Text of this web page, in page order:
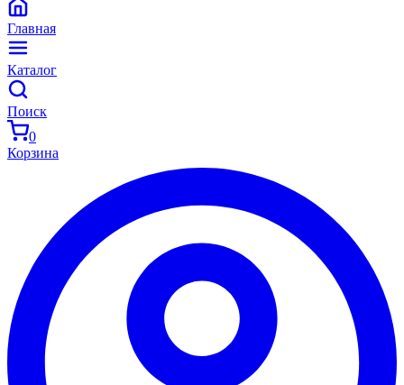
Главная
Каталог
Поиск
0
Корзина